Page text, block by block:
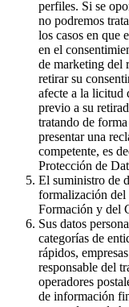
perfiles. Si se
no podremos
los casos en que
en el
de marketing del
retirar su
afecte a la licitud
previo a su
tratando de
presentar una
competente, es
Protección de
El suministro de
formalización
Formación y del
Sus datos
categorías de
rápidos,
responsable del
operadores
de información